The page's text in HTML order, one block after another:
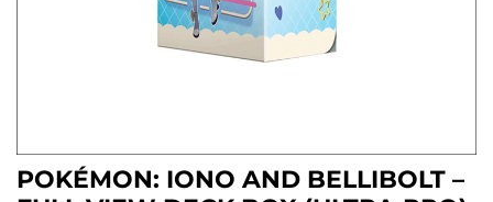
POKÉMON: IONO AND BELLIBOLT –